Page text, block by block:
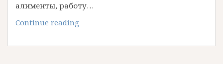
алименты, работу…
Continue reading
Исполнительное